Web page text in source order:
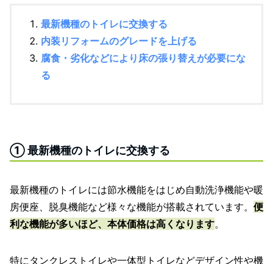
最新機種のトイレに交換する
内装リフォームのグレードを上げる
腐食・劣化などにより床の張り替えが必要にな
る
① 最新機種のトイレに交換する
最新機種のトイレには節水機能をはじめ自動洗浄機能や暖
房便座、脱臭機能など様々な機能が搭載されています。 便
利な機能が多いほど、本体価格は高くなります。
特にタンクレストイレや一体型トイレなどデザイン性や機